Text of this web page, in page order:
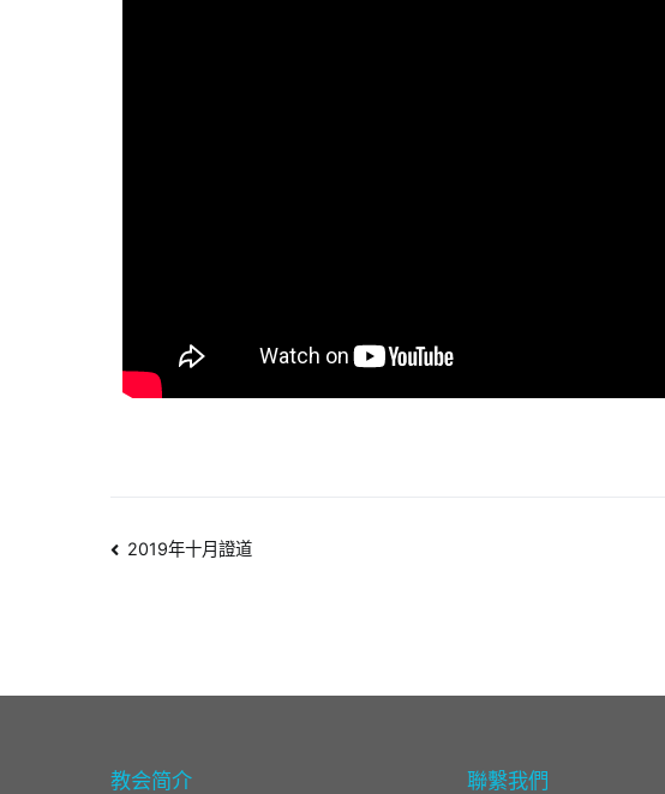
2019年十月證道
教会简介 聯繫我們